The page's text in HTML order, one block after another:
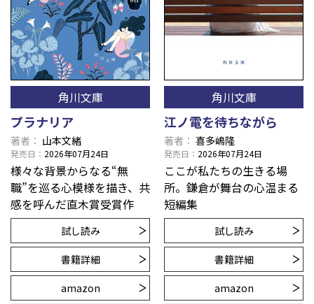
角川文庫
プラナリア
著者 山本文緒
発売日 2026年07月24日
様々な背景からなる“無
職”を巡る心模様を描き、共
感を呼んだ直木賞受賞作
試し読み
書籍詳細
amazon
角川文庫
江ノ電を待ちながら
著者 喜多嶋隆
発売日 2026年07月24日
ここが私たちの生きる場
所。鎌倉が舞台の心温まる
短編集
試し読み
書籍詳細
amazon